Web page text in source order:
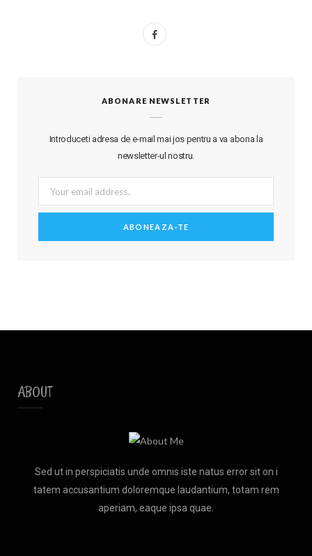
F
e
o
o
ABONARE NEWSLETTER
Introduceti adresa de e-mail mai jos pentru a va abona la
newsletter-ul nostru.
ABOUT
Sed ut in perspiciatis unde omnis iste natus error sit on i
tatem accusantium doloremque laudantium, totam rem
aperiam, eaque ipsa quae.